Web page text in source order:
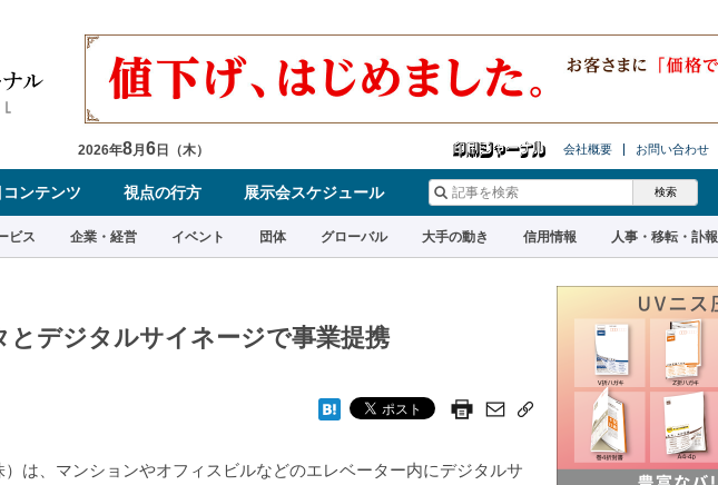
2026年8月 6 日（木） 会社概要 お問い合わせ
ンテンツ 視点の行方 展示会スケジュール
ビス 企業・経営 イベント 団体 グローバル 大手の動き 信用情報 人事・移転・訃報
とデジタルサイネージで事業提携
は、マンションやオフィスビルなどのエレベーター内にデジタルサ